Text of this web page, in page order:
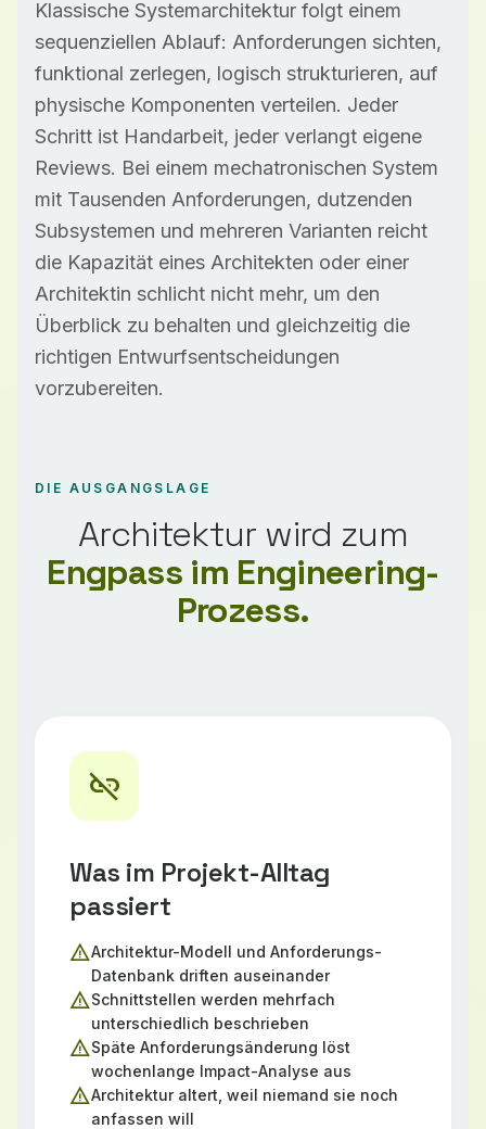
Klassische Systemarchitektur folgt einem
sequenziellen Ablauf: Anforderungen sichten,
funktional zerlegen, logisch strukturieren, auf
physische Komponenten verteilen. Jeder
Schritt ist Handarbeit, jeder verlangt eigene
Reviews. Bei einem mechatronischen System
mit Tausenden Anforderungen, dutzenden
Subsystemen und mehreren Varianten reicht
die Kapazität eines Architekten oder einer
Architektin schlicht nicht mehr, um den
Überblick zu behalten und gleichzeitig die
richtigen Entwurfsentscheidungen
vorzubereiten.
DIE AUSGANGSLAGE
Architektur wird zum
Engpass im Engineering-
Prozess.
link_off
Was im Projekt-Alltag
passiert
warningArchitektur-Modell und Anforderungs-
Datenbank driften auseinander
warningSchnittstellen werden mehrfach
unterschiedlich beschrieben
warningSpäte Anforderungsänderung löst
wochenlange Impact-Analyse aus
warningArchitektur altert, weil niemand sie noch
anfassen will